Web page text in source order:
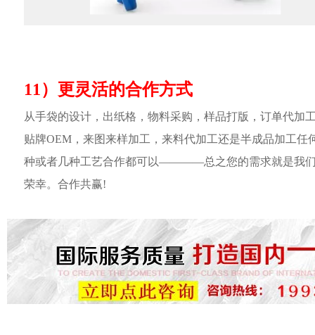
11）更灵活的合作方式
从手袋的设计，出纸格，物料采购，样品打版，订单代加
贴牌OEM，来图来样加工，来料代加工还是半成品加工任
种或者几种工艺合作都可以————总之您的需求就是我
荣幸。合作共赢!